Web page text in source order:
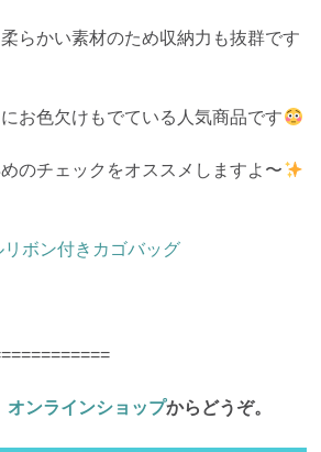
らかい素材のため収納力も抜群です
お色欠けもでている人気商品です
のチェックをオススメしますよ〜
ボン付きカゴバッグ
オンラインショップからどうぞ。